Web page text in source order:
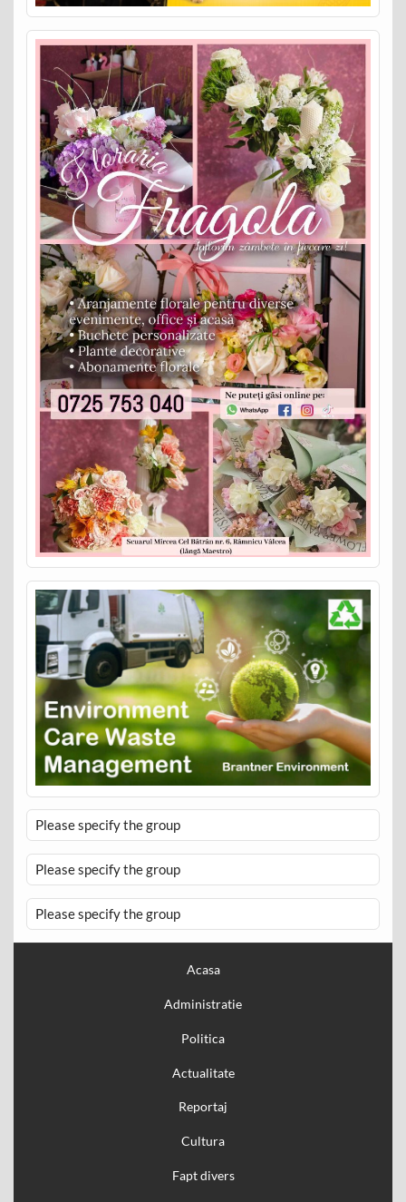
Please specify the group
Please specify the group
Please specify the group
Acasa
Administratie
Politica
Actualitate
Reportaj
Cultura
Fapt divers